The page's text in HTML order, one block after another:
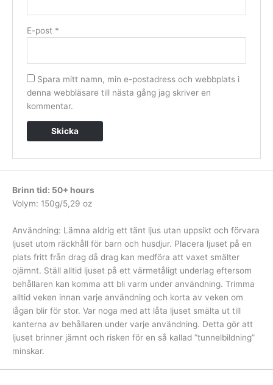
E-post *
Spara mitt namn, min e-postadress och webbplats i
denna webbläsare till nästa gång jag skriver en
kommentar.
Brinn tid: 50+ hours
Volym: 150g/5,29 oz
Användning: Lämna aldrig ett tänt ljus utan uppsikt och förvara
ljuset utom räckhåll för barn och husdjur. Placera ljuset på en
plats fritt från drag då drag kan medföra att vaxet smälter
ojämnt. Ställ alltid ljuset på ett värmetåligt underlag eftersom
behållaren kan komma att bli varm under användning. Trimma
alltid veken innan varje användning och korta av veken om
lågan blir för stor. Var noga med att låta ljuset smälta ut till
kanterna av behållaren under varje användning. Detta gör att
ljuset brinner jämnt och risken för en så kallad ”tunnelbildning”
minskar.